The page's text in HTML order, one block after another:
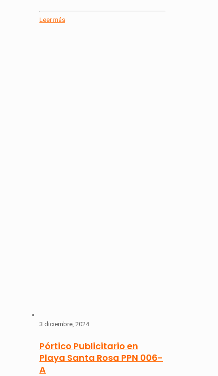
Leer más
3 diciembre, 2024
Pórtico Publicitario en
Playa Santa Rosa PPN 006-
A